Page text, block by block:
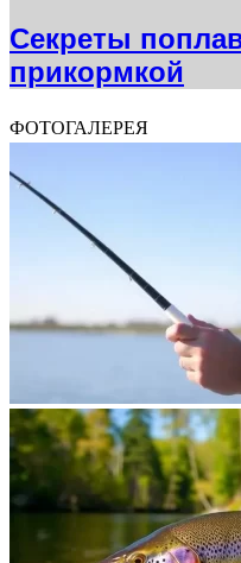
Секреты
прикормкой
ФОТОГАЛЕРЕЯ